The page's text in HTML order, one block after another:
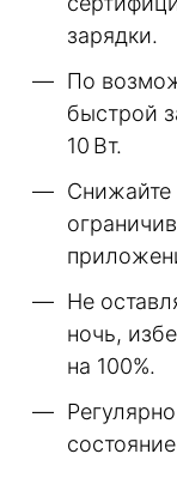
зарядки.
По
быстрой
10 Вт.
Снижайте
Не
ночь,
на 100%.